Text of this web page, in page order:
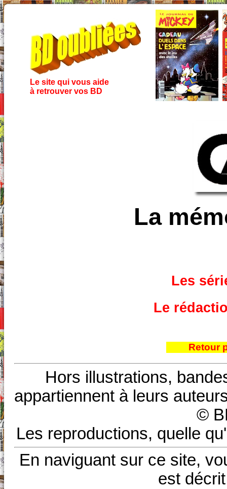
Le site qui vous aide
à retrouver vos BD
La
Les
Le
Retour
Hors illustrations,
appartiennent à leurs
©
Les reproductions, quelle
En naviguant sur ce site,
est